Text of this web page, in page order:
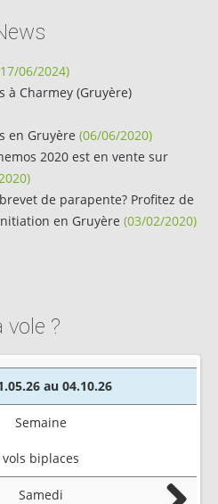
06/2024)
à Charmey (Gruyère)
en Gruyère (06/06/2020)
2020 est en vente sur
de parapente? Profitez de
en Gruyère (03/02/2020)
vole ?
au 04.10.26
Semaine
biplaces
Samedi